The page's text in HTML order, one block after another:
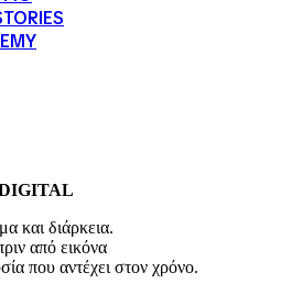
και διάρκεια.
από εικόνα
που αντέχει στον χρόνο.